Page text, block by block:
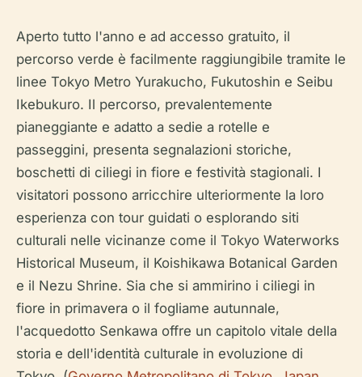
Aperto tutto l'anno e ad accesso gratuito, il
percorso verde è facilmente raggiungibile tramite le
linee Tokyo Metro Yurakucho, Fukutoshin e Seibu
Ikebukuro. Il percorso, prevalentemente
pianeggiante e adatto a sedie a rotelle e
passeggini, presenta segnalazioni storiche,
boschetti di ciliegi in fiore e festività stagionali. I
visitatori possono arricchire ulteriormente la loro
esperienza con tour guidati o esplorando siti
culturali nelle vicinanze come il Tokyo Waterworks
Historical Museum, il Koishikawa Botanical Garden
e il Nezu Shrine. Sia che si ammirino i ciliegi in
fiore in primavera o il fogliame autunnale,
l'acquedotto Senkawa offre un capitolo vitale della
storia e dell'identità culturale in evoluzione di